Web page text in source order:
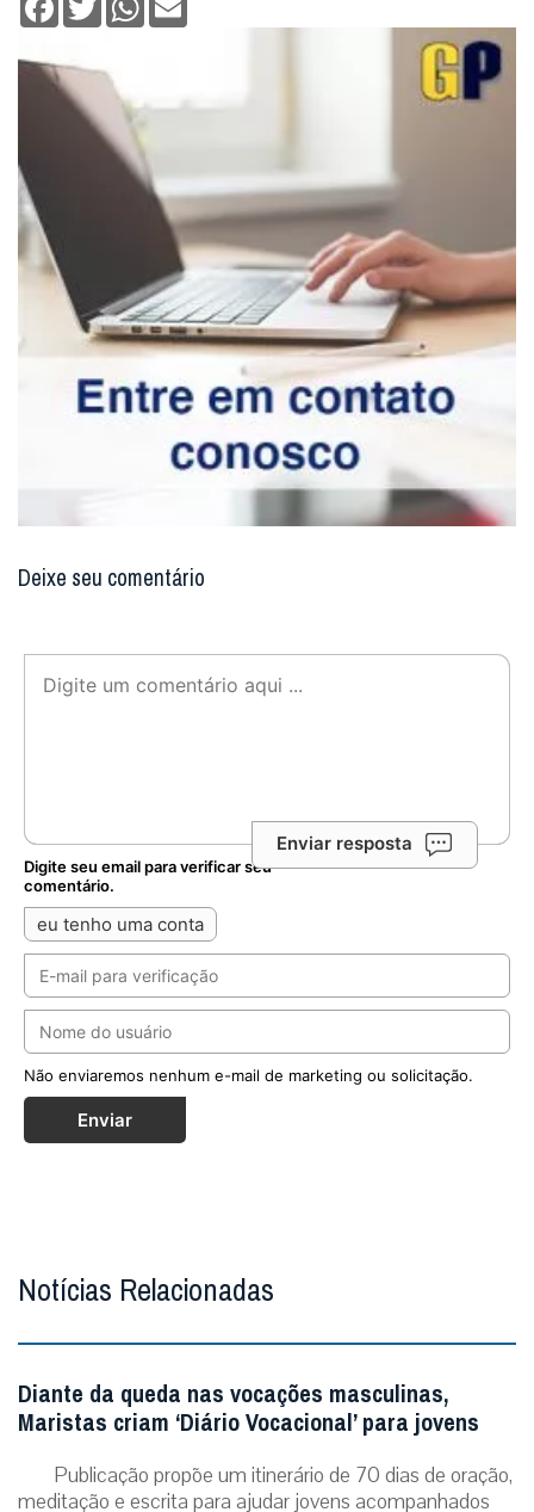
Deixe seu comentário
Enviar resposta
Digite seu email para verificar seu
comentário.
eu tenho uma conta
Não enviaremos nenhum e-mail de marketing ou solicitação.
Enviar
Notícias Relacionadas
Diante da queda nas vocações masculinas,
Maristas criam ‘Diário Vocacional’ para jovens
Publicação propõe um itinerário de 70 dias de oração,
meditação e escrita para ajudar jovens acompanhados